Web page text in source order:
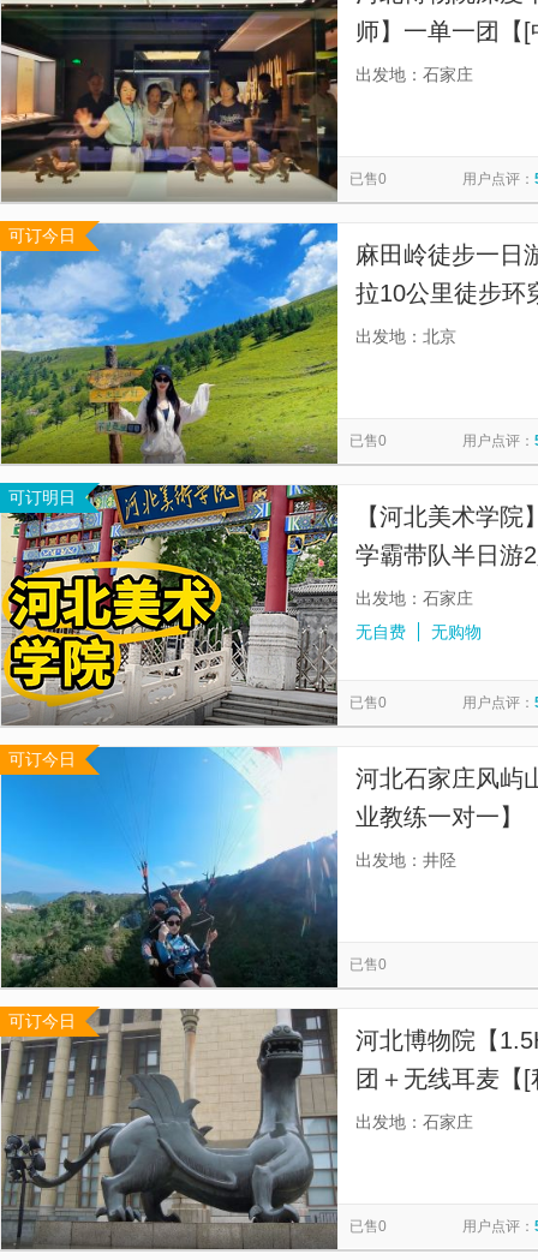
师】一单一团【
大咖精讲团队
出发地：石家庄
已售0 用户点评：
可订今日
麻田岭徒步一日
拉10公里徒步环
山，可能跟天山
出发地：北京
已售0 用户点评：
可订明日
【河北美术学
学霸带队半日游
出发地：石家庄
无自费
无购物
已售0 用户点评：
可订今日
河北石家庄风屿
业教练一对一】
证教练一带一飞
出发地：井陉
已售0
可订今日
河北博物院【
团＋无线耳麦【
嘈杂。开始时间
出发地：石家庄
已售0 用户点评：